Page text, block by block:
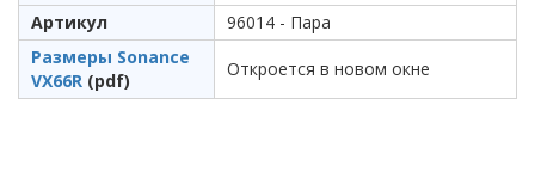
Артикул
96014 - Пара
Размеры Sonance
VX66R (pdf)
Откроется в новом окне